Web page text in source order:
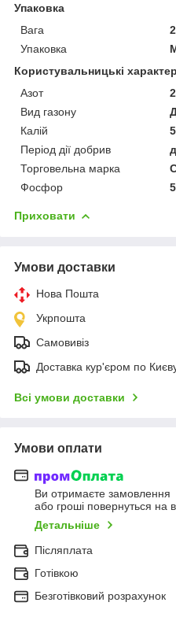
Упаковка
Вага
Упаковка
Користувальницькі
Азот
Вид газону
Калій
5
Період дії добрив
Торговельна марка
Фосфор
5
Приховати
Умови доставки
Нова Пошта
Укрпошта
Самовивіз
Доставка кур'єром по
Всі умови доставки
Умови оплати
Ви отримаєте замовлення
або гроші повернуться на
Детальніше
Післяплата
Готівкою
Безготівковий розрахунок